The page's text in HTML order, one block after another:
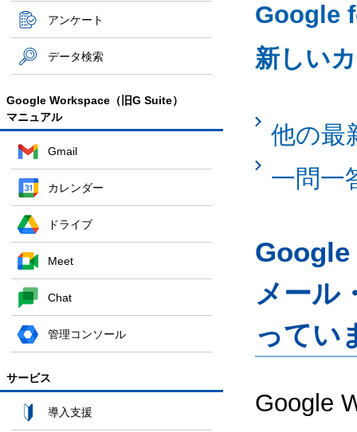
アンケート
データ検索
Google Workspace（旧G Suite）
マニュアル
Gmail
カレンダー
ドライブ
Meet
Chat
管理コンソール
サービス
導入支援
Google
新しい
他の最
一問一
Google
メール
ってい
Google